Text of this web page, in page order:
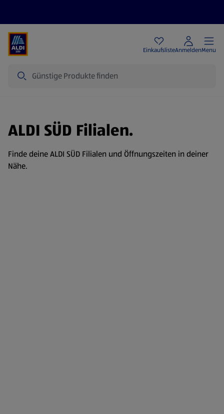
EinkaufslisteAnmeldenMenu
ALDI SÜD Filialen.
Finde deine ALDI SÜD Filialen und Öffnungszeiten in deiner
Nähe.